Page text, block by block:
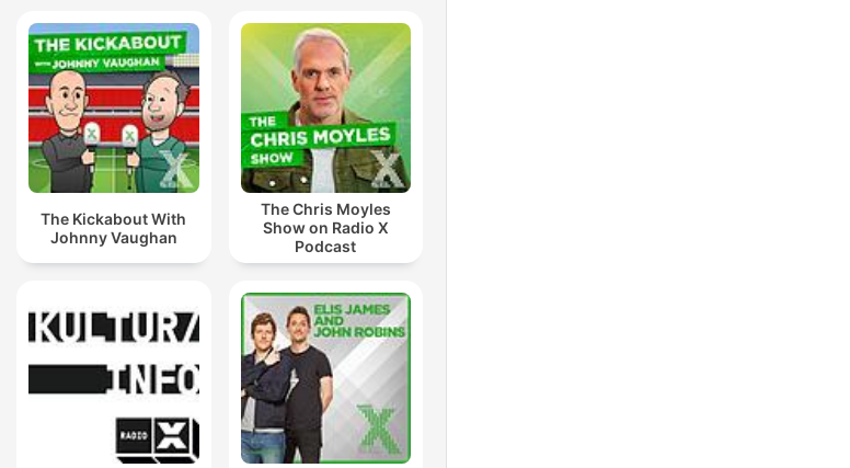
The Kickabout With
Johnny Vaughan
The Chris Moyles
Show on Radio X
Podcast